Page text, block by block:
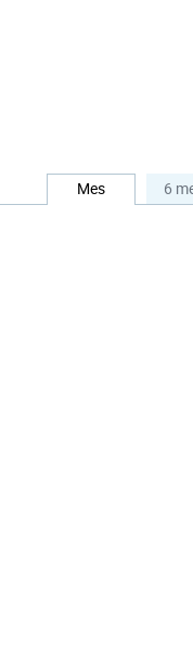
Mes 6